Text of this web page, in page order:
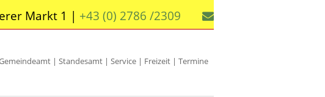
Markt 1 | +43 (0) 2786 /2309
| Standesamt | Service | Freizeit | Termine